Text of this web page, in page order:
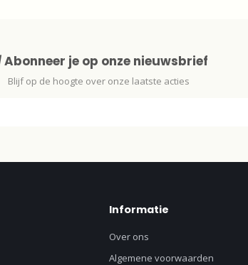
Abonneer je op onze nieuwsbrief
Blijf op de hoogte over onze laatste acties
Informatie
Over ons
Algemene voorwaarden